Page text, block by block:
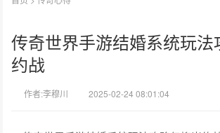
传奇世界手游结婚系统玩法
约战
作者:李穆川 2025-02-24 08:01:04